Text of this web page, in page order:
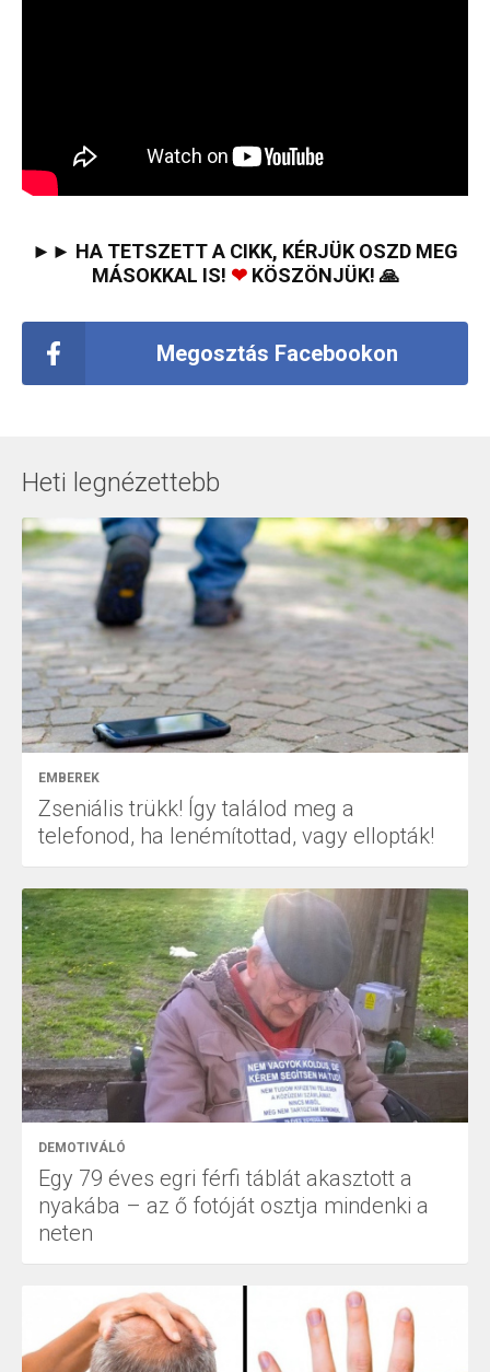
►► HA TETSZETT A CIKK, KÉRJÜK OSZD MEG
MÁSOKKAL IS! ❤KÖSZÖNJÜK! 🙏
Megosztás Facebookon
Heti legnézettebb
EMBEREK
Zseniális trükk! Így találod meg a
telefonod, ha lenémítottad, vagy ellopták!
DEMOTIVÁLÓ
Egy 79 éves egri férfi táblát akasztott a
nyakába – az ő fotóját osztja mindenki a
neten